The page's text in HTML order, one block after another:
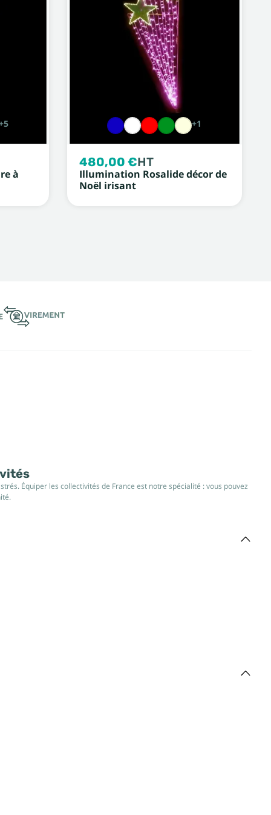
à
+1
480,00 €HT
Illumination Rosalide décor de
Noël irisant
Équiper les collectivités de France est notre spécialité : vous pouvez